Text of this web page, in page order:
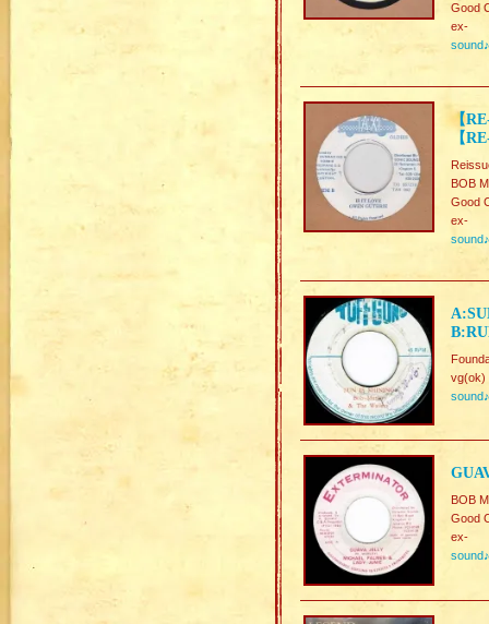
Good
ex-
sound♪
【
【
BOB
Good
ex-
sound♪
vg(ok)
sound♪
BOB
Good
ex-
sound♪